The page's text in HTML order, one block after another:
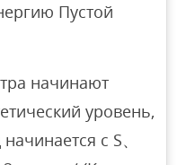
Пустой
начинают
уровень,
с S、